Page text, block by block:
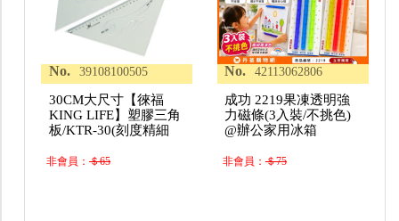
No. 39108100505
30CM大尺寸【徠福
KING LIFE】塑膠三角
板/KTR-30(刻度精細
非會員：＄65
No. 42113062806
成功 2219果凍透明強
力磁條(3入裝/不挑色)
@辦公家用冰箱
非會員：＄75